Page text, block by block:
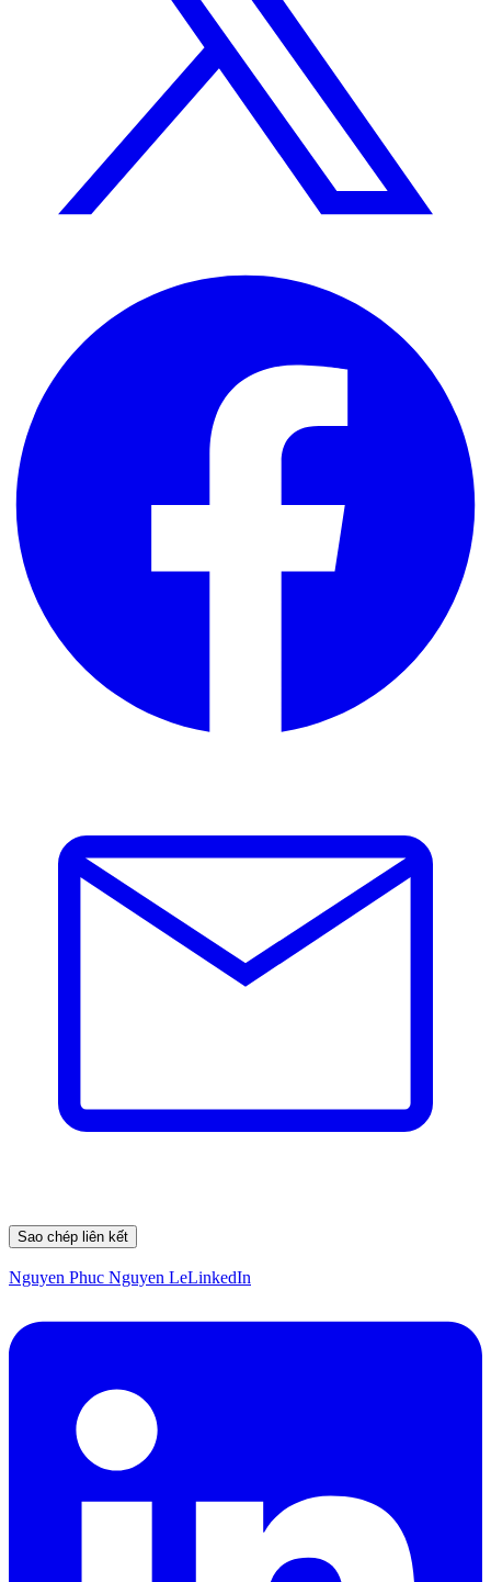
Sao chép liên kết
Nguyen Phuc Nguyen LeLinkedIn